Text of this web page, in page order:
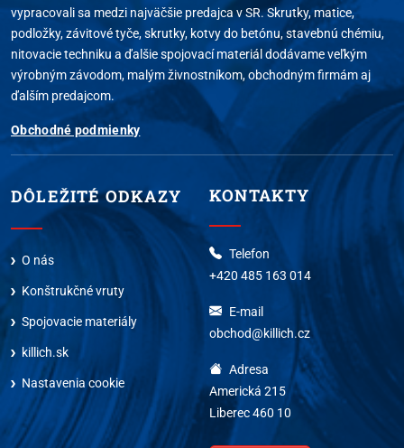
vypracovali sa medzi najväčšie predajca v SR. Skrutky, matice,
podložky, závitové tyče, skrutky, kotvy do betónu, stavebnú chémiu,
nitovacie techniku a ďalšie spojovací materiál dodávame veľkým
výrobným závodom, malým živnostníkom, obchodným firmám aj
ďalším predajcom.
Obchodné podmienky
DÔLEŽITÉ ODKAZY
O nás
Konštrukčné vruty
Spojovacie materiály
killich.sk
Nastavenia cookie
KONTAKTY
Telefon
+420 485 163 014
E-mail
obchod@killich.cz
Adresa
Americká 215
Liberec 460 10